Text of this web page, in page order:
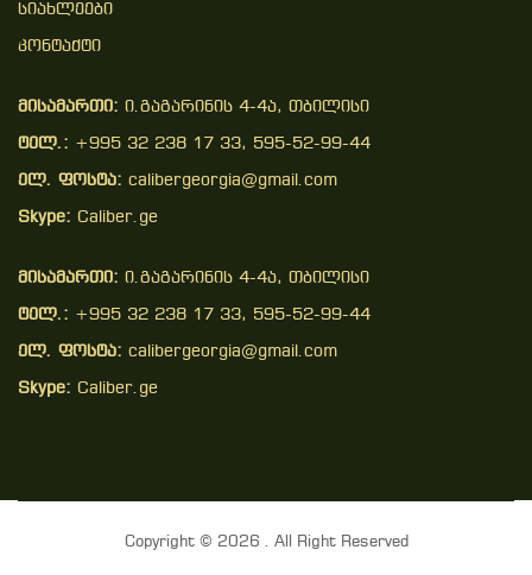
Სიახლეები
Კონტაქტი
მისამართი: ი.გაგარინის 4-4ა, თბილისი
ტელ.: +995 32 238 17 33, 595-52-99-44
ელ. ფოსტა: calibergeorgia@gmail.com
Skype: Caliber.ge
მისამართი: ი.გაგარინის 4-4ა, თბილისი
ტელ.: +995 32 238 17 33, 595-52-99-44
ელ. ფოსტა: calibergeorgia@gmail.com
Skype: Caliber.ge
Copyright © 2026 . All Right Reserved